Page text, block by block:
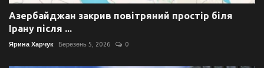
Азербайджан закрив повітряний простір біля
Ірану після ...
Ярина Харчук Березень 5, 2026 0